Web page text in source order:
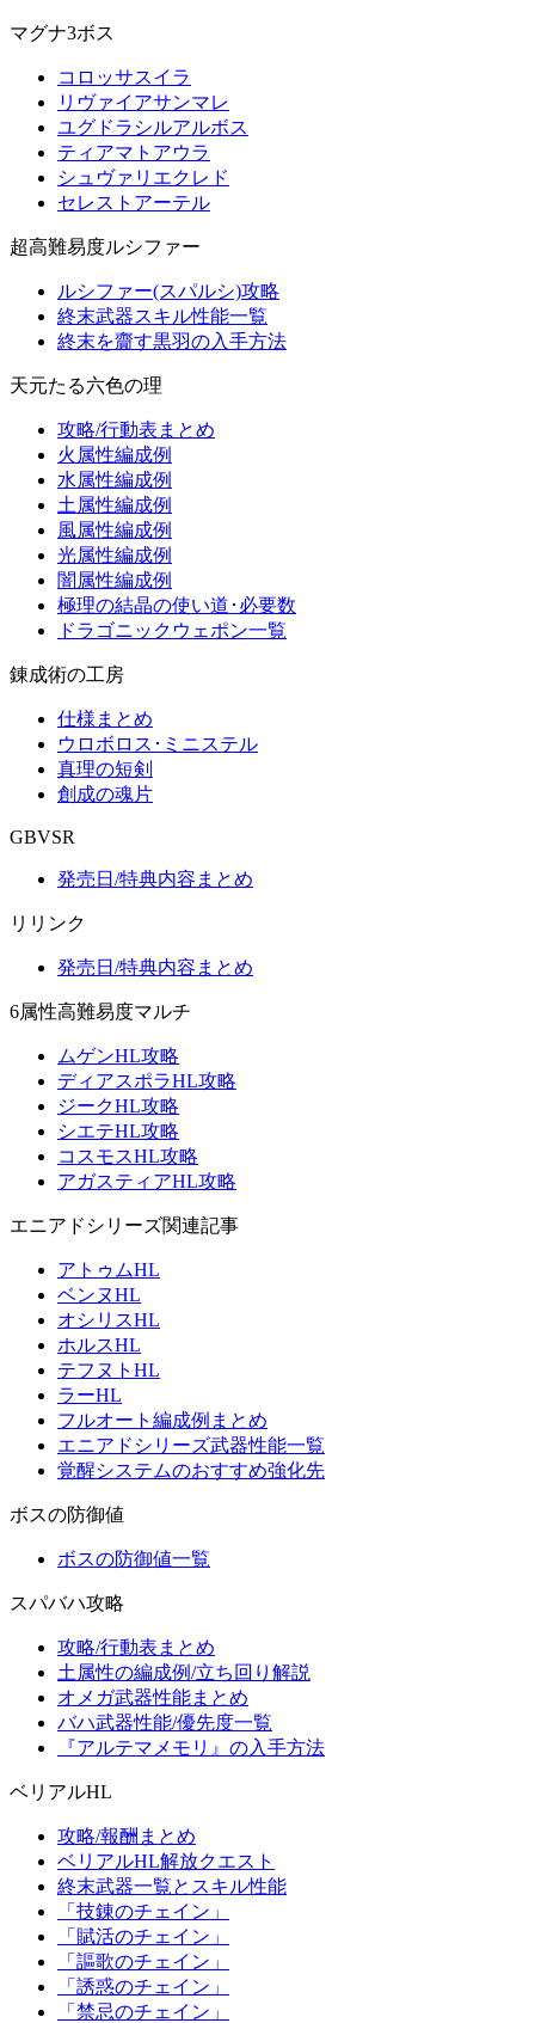
マグナ3ボス
コロッサスイラ
リヴァイアサンマレ
ユグドラシルアルボス
ティアマトアウラ
シュヴァリエクレド
セレストアーテル
超高難易度ルシファー
ルシファー(スパルシ)攻略
終末武器スキル性能一覧
終末を齎す黒羽の入手方法
天元たる六色の理
攻略/行動表まとめ
火属性編成例
水属性編成例
土属性編成例
風属性編成例
光属性編成例
闇属性編成例
極理の結晶の使い道･必要数
ドラゴニックウェポン一覧
錬成術の工房
仕様まとめ
ウロボロス･ミニステル
真理の短剣
創成の魂片
GBVSR
発売日/特典内容まとめ
リリンク
発売日/特典内容まとめ
6属性高難易度マルチ
ムゲンHL攻略
ディアスポラHL攻略
ジークHL攻略
シエテHL攻略
コスモスHL攻略
アガスティアHL攻略
エニアドシリーズ関連記事
アトゥムHL
ベンヌHL
オシリスHL
ホルスHL
テフヌトHL
ラーHL
フルオート編成例まとめ
エニアドシリーズ武器性能一覧
覚醒システムのおすすめ強化先
ボスの防御値
ボスの防御値一覧
スパバハ攻略
攻略/行動表まとめ
土属性の編成例/立ち回り解説
オメガ武器性能まとめ
バハ武器性能/優先度一覧
『アルテマメモリ』の入手方法
ベリアルHL
攻略/報酬まとめ
ベリアルHL解放クエスト
終末武器一覧とスキル性能
「技錬のチェイン」
「賦活のチェイン」
「謳歌のチェイン」
「誘惑のチェイン」
「禁忌のチェイン」